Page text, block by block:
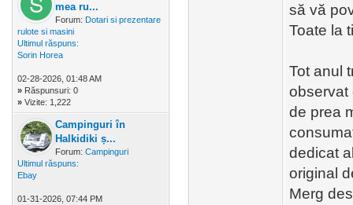
mea ru...
Forum: Dotari si prezentare
rulote si masini
Ultimul răspuns:
Sorin Horea
02-28-2026, 01:48 AM
» Răspunsuri: 0
» Vizite: 1,222
Campinguri în
Halkidiki ș...
Forum: Campinguri
Ultimul răspuns:
Ebay
01-31-2026, 07:44 PM
să vă
Toate la
Tot anul
de prea
dedicat
original
Merg